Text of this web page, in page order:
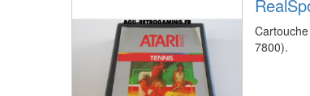
7800).